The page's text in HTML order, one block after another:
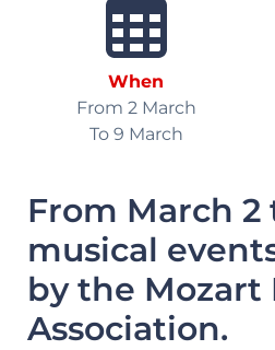
When
From 2 March
To 9 March
From March 2
musical
by the Mozart
Association.